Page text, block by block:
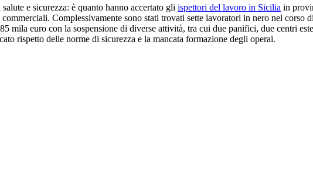
e sicurezza: è quanto hanno accertato gli ispettori del lavoro in Sicilia in
Complessivamente sono stati trovati sette lavoratori in nero nel
mila euro con la sospensione di diverse attività, tra cui due panifici, due centri
rispetto delle norme di sicurezza e la mancata formazione degli operai.